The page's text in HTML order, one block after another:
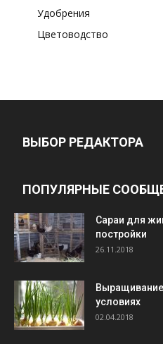
Удобрения
Цветоводство
ВЫБОР РЕДАКТОРА
ПОПУЛЯРНЫЕ
Cараи для
постройки
26.11.2018
условиях
02.04.2018